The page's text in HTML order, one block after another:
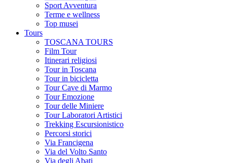
Sport Avventura
Terme e wellness
Top musei
Tours
TOSCANA TOURS
Film Tour
Itinerari religiosi
Tour in Toscana
Tour in bicicletta
Tour Cave di Marmo
Tour Emozione
Tour delle Miniere
Tour Laboratori Artistici
Trekking Escursionistico
Percorsi storici
Via Francigena
Via del Volto Santo
Via degli Abati